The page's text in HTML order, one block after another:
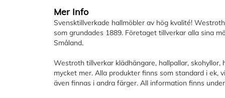
Mer Info
Svensktillverkade hallmöbler av hög kvalité!
som grundades 1889. Företaget tillverkar alla sina
Småland.
Westroth tillverkar klädhängare, hallpallar, skohyllor,
mycket mer. Alla produkter finns som standard i ek,
även finnas i andra färger. All information finns